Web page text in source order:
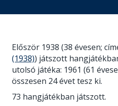
Először 1938 (38 évesen;
(1938)) játszott
utolsó játéka: 1961 (61
összesen 24 évet tesz ki.
73 hangjátékban játszott.